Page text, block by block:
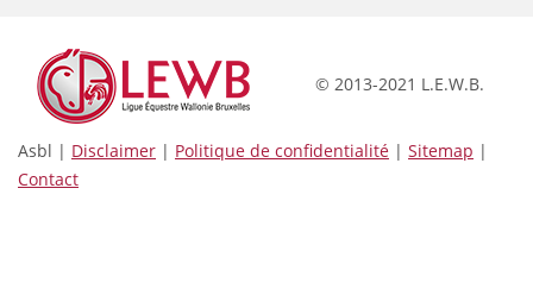
© 2013-2021 L.E.W.B.
Asbl | Disclaimer | Politique de confidentialité | Sitemap |
Contact